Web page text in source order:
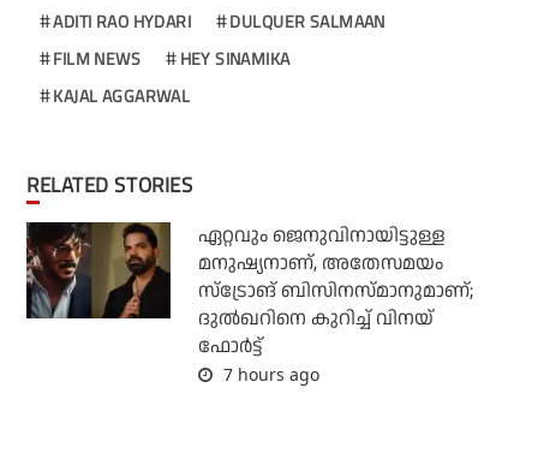
ADITI RAO HYDARI
DULQUER SALMAAN
FILM NEWS
HEY SINAMIKA
KAJAL AGGARWAL
RELATED STORIES
ഏറ്റവും ജെനുവിനായിട്ടുള്ള
മനുഷ്യനാണ്, അതേസമയം
സ്‌ട്രോങ് ബിസിനസ്മാനുമാണ്;
ദുല്‍ഖറിനെ കുറിച്ച് വിനയ്
ഫോര്‍ട്ട്
7 hours ago